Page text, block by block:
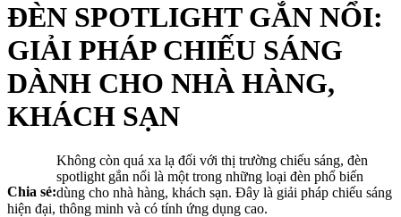
ĐÈN SPOTLIGHT GẮN NỔI:
GIẢI PHÁP CHIẾU SÁNG
DÀNH CHO NHÀ HÀNG,
KHÁCH SẠN
Chia sẻ:
Không còn quá xa lạ đối với thị trường chiếu sáng, đèn
spotlight gắn nổi là một trong những loại đèn phổ biến
dùng cho nhà hàng, khách sạn. Đây là giải pháp chiếu sáng
hiện đại, thông minh và có tính ứng dụng cao.